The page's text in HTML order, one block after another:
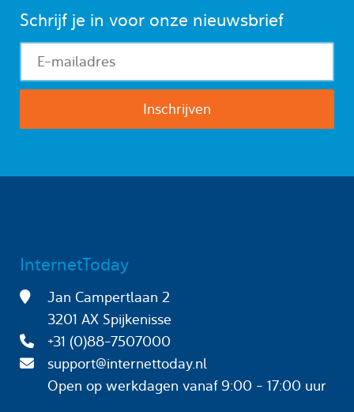
Schrijf je in voor onze nieuwsbrief
InternetToday
Jan Campertlaan 2
3201 AX Spijkenisse
+31 (0)88-7507000
support@internettoday.nl
Open op werkdagen
vanaf 9:00 - 17:00 uur